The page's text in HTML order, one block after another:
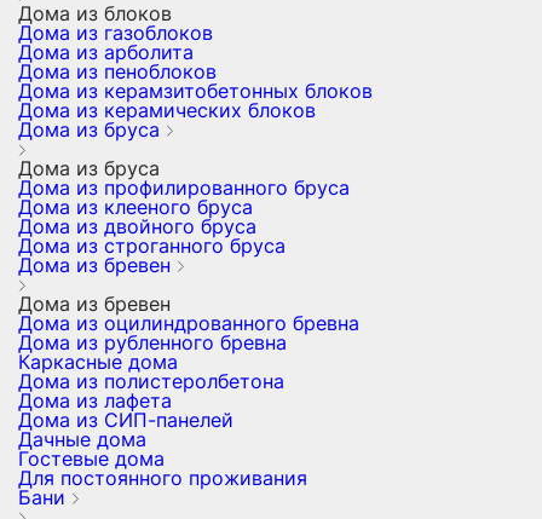
Дома из блоков
Дома из газоблоков
Дома из арболита
Дома из пеноблоков
Дома из керамзитобетонных блоков
Дома из керамических блоков
Дома из бруса
Дома из бруса
Дома из профилированного бруса
Дома из клееного бруса
Дома из двойного бруса
Дома из строганного бруса
Дома из бревен
Дома из бревен
Дома из оцилиндрованного бревна
Дома из рубленного бревна
Каркасные дома
Дома из полистеролбетона
Дома из лафета
Дома из СИП-панелей
Дачные дома
Гостевые дома
Для постоянного проживания
Бани